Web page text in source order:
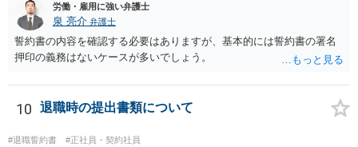
痛を与える又は職場環境を悪化させる行為をいいます。本件の言動
が、これらに該当するかどうか、証拠に基づいて、子細な分析と慎重
な対応が必要です。客観的証拠が不可欠です。 ４ 退職後の競業避止
義務については、合意についてすべての効力が発生するわけではない
の自由及び顧客の選択の自由を奪うものであるから、全てを有効と解
トでのやりとりだけでは、正確な回答が難しい案件です。本件は、法
労働・雇用に強い弁護士
泉 亮介 弁護士
誓約書の内容を確認する必要はありますが、基本的には誓約書の署名
押印の義務はないケースが多いでしょう。
10 退職時の提出書類について
#退職誓約書 #正社員・契約社員